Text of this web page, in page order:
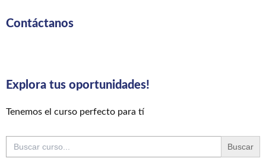
Contáctanos
Explora tus oportunidades!
Tenemos el curso perfecto para tí
Buscar: